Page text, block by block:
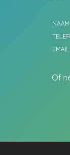
NAAM
EMAIL
Of